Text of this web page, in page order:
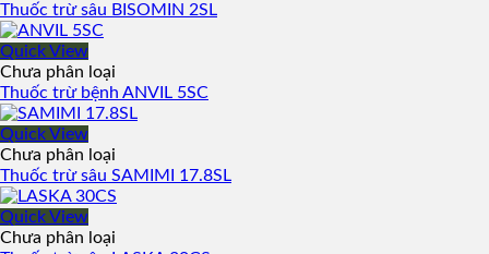
Thuốc trừ sâu BISOMIN 2SL
Quick View
Chưa phân loại
Thuốc trừ bệnh ANVIL 5SC
Quick View
Chưa phân loại
Thuốc trừ sâu SAMIMI 17.8SL
Quick View
Chưa phân loại